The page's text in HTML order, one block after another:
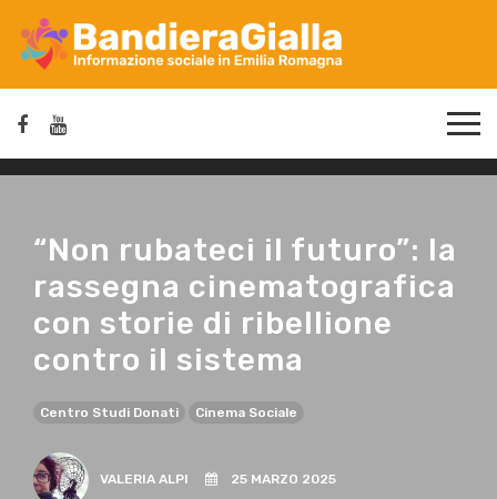
“Non rubateci il futuro”: la
rassegna cinematografica
con storie di ribellione
contro il sistema
Centro Studi Donati Cinema Sociale
VALERIA ALPI 25 MARZO 2025